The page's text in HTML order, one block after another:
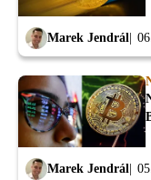
Marek Jendrál
Marek Jendrál